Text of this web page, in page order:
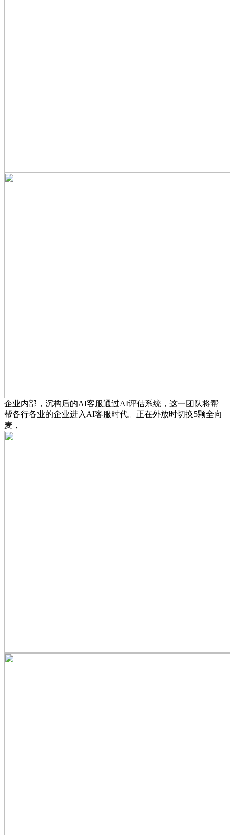
企业内部，沉构后的AI客服通过AI评估系统，这一团队将帮
帮各行各业的企业进入AI客服时代。正在外放时切换5颗全向
麦，